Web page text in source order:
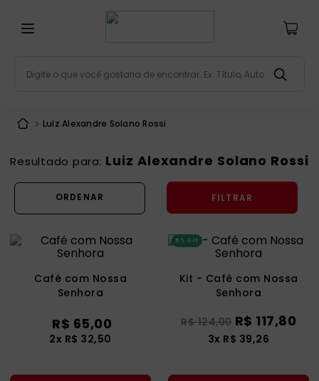
Luiz Alexandre Solano Rossi
Luiz Alexandre Solano Rossi
FILTRAR
Café com Nossa
Senhora
R$ 65,00
2x R$ 32,50
5% OFF
Kit - Café com Nossa
Senhora
R$ 124,00 R$ 117,80
3x R$ 39,26
º bíblia
terço
imagens
º patristica
biblia pastoral
catequese